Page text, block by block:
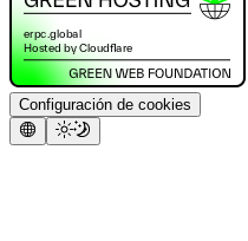
Configuración de cookies